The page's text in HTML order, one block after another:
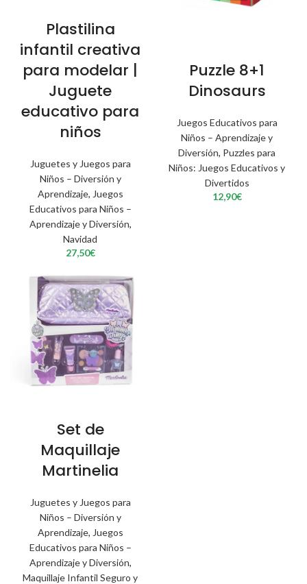
Plastilina
infantil creativa
para modelar |
Juguete
educativo para
niños
Juguetes y Juegos para
Niños – Diversión y
Aprendizaje, Juegos
Educativos para Niños –
Aprendizaje y Diversión,
Navidad
27,50€
Puzzle 8+1
Dinosaurs
Juegos Educativos para
Niños – Aprendizaje y
Diversión, Puzzles para
Niños: Juegos Educativos y
Divertidos
12,90€
Set de
Maquillaje
Martinelia
Juguetes y Juegos para
Niños – Diversión y
Aprendizaje, Juegos
Educativos para Niños –
Aprendizaje y Diversión,
Maquillaje Infantil Seguro y